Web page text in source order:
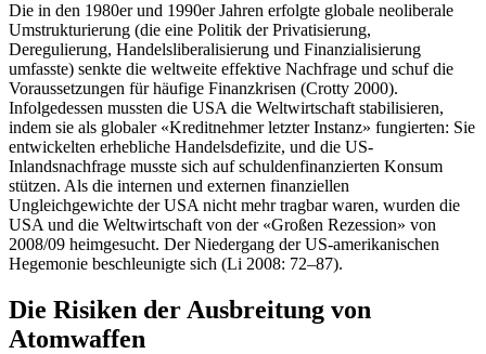
Die in den 1980er und 1990er Jahren erfolgte globale neoliberale
Umstrukturierung (die eine Politik der Privatisierung,
Deregulierung, Handelsliberalisierung und Finanzialisierung
umfasste) senkte die weltweite effektive Nachfrage und schuf die
Voraussetzungen für häufige Finanzkrisen (Crotty 2000).
Infolgedessen mussten die USA die Weltwirtschaft stabilisieren,
indem sie als globaler «Kreditnehmer letzter Instanz» fungierten: Sie
entwickelten erhebliche Handelsdefizite, und die US-
Inlandsnachfrage musste sich auf schuldenfinanzierten Konsum
stützen. Als die internen und externen finanziellen
Ungleichgewichte der USA nicht mehr tragbar waren, wurden die
USA und die Weltwirtschaft von der «Großen Rezession» von
2008/09 heimgesucht. Der Niedergang der US-amerikanischen
Hegemonie beschleunigte sich (Li 2008: 72–87).
Die Risiken der Ausbreitung von
Atomwaffen